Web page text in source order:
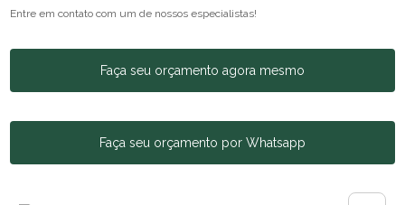
Entre em contato com um de nossos especialistas!
Faça seu orçamento agora mesmo
Faça seu orçamento por Whatsapp